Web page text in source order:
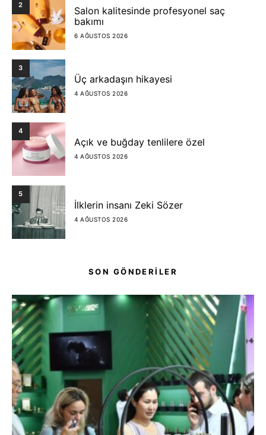
2
Salon kalitesinde profesyonel saç
bakımı
6 AĞUSTOS 2026
3
Üç arkadaşın hikayesi
4 AĞUSTOS 2026
4
Açık ve buğday tenlilere özel
4 AĞUSTOS 2026
5
İlklerin insanı Zeki Sözer
4 AĞUSTOS 2026
SON GÖNDERİLER